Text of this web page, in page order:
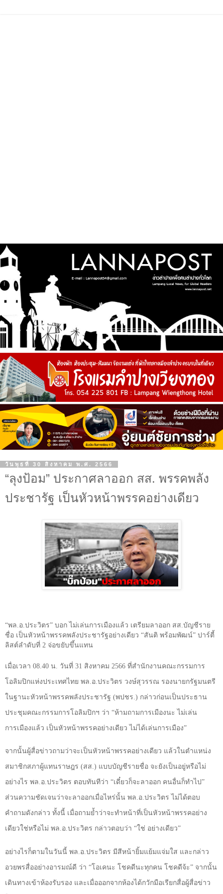
วันพุธที่ 30 สิงหาคม พ.ศ. 2566
“ลุงป้อม” ประกาศลาออก สส. พรรคพลัง
ประชารัฐ เป็นหัวหน้าพรรคอย่างเดียว
“พล.อ.ประวิตร” บอก ไม่เล่นการเมืองแล้ว เตรียมลาออก สส.บัญชีราย
ชื่อ เป็นหัวหน้าพรรคพลังประชารัฐอย่างเดียว “สันติ พร้อมพัฒน์” ปาร์ตี้
ลิสต์ลำดับที่ 2 จ่อขยับขึ้นแทน
เมื่อเวลา 08.40 น. วันที่ 31 สิงหาคม 2566 ที่สำนักงานคณะกรรมการ
โอลิมปิกแห่งประเทศไทย พล.อ.ประวิตร วงษ์สุวรรณ รองนายกรัฐมนตรี
ในฐานะหัวหน้าพรรคพลังประชารัฐ (พปชร.) กล่าวก่อนเป็นประธาน
ประชุมคณะกรรมการโอลิมปิกฯ ว่า “ห้ามถามการเมืองนะ ไม่เล่น
การเมืองแล้ว เป็นหัวหน้าพรรคอย่างเดียว ไม่ได้เล่นการเมือง”
จากนั้นผู้สื่อข่าวถามว่าจะเป็นหัวหน้าพรรคอย่างเดียว แล้วในตำแหน่ง
สมาชิกสภาผู้แทนราษฎร (สส.) แบบบัญชีรายชื่อ จะยังเป็นอยู่หรือไม่
อย่างไร พล.อ.ประวิตร ตอบทันทีว่า “เดี๋ยวก็จะลาออก คนอื่นก็ทำไป”
ส่วนความชัดเจนว่าจะลาออกเมื่อไหร่นั้น พล.อ.ประวิตร ไม่ได้ตอบ
คำถามดังกล่าว ทั้งนี้ เมื่อถามย้ำว่าจะทำหน้าที่เป็นหัวหน้าพรรคอย่าง
เดียวใช่หรือไม่ พล.อ.ประวิตร กล่าวตอบว่า “ใช่ อย่างเดียว”
อย่างไรก็ตามในวันนี้ พล.อ.ประวิตร มีสีหน้ายิ้มแย้มแจ่มใส และกล่าว
อวยพรสื่ออย่างอารมณ์ดี ว่า “โอเคนะ โชคดีนะทุกคน โชคดีจ้ะ” จากนั้น
เดินทางเข้าห้องรับรอง และเมื่อออกจากห้องได้กวักมือเรียกสื่อผู้สื่อข่าว